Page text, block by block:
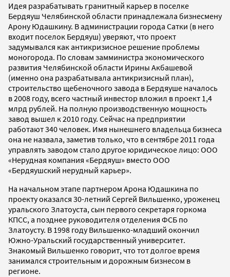
Идея разрабатывать гранитный карьер в поселке
Бердяуш Челябинской области принадлежала бизнесмену
Арону Юдашкину. В администрации города Сатки (в него
входит поселок Бердяуш) уверяют, что проект
задумывался как антикризисное решение проблемы
моногорода. По словам замминистра экономического
развития Челябинской области Ирины Акбашевой
(именно она разрабатывала антикризисный план),
строительство щебеночного завода в Бердяуше началось
в 2008 году, всего частный инвестор вложил в проект 1,4
млрд рублей. На полную производственную мощность
завод вышел к 2010 году. Сейчас на предприятии
работают 340 человек. Имя нынешнего владельца бизнеса
она не назвала, заметив только, что в сентябре 2011 года
управлять заводом стало другое юридическое лицо: ООО
«Нерудная компания «Бердяуш» вместо ООО
«Бердяушский нерудный карьер».
На начальном этапе партнером Арона Юдашкина по
проекту оказался 30-летний Сергей Вильшенко, уроженец
уральского Златоуста, сын первого секретаря горкома
КПСС, а позднее руководителя отделения ФСБ по
Златоусту. В 1998 году Вильшенко-младший окончил
Южно-Уральский государственный университет.
Знакомый Вильшенко говорит, что тот долгое время
занимался строительным и дорожным бизнесом в
регионе.